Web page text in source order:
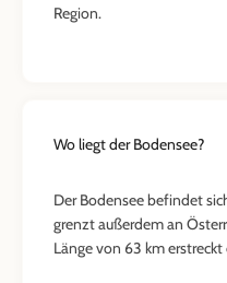
Region.
Wo liegt der Bodensee?
Der Bodensee befindet
grenzt außerdem an
Länge von 63 km